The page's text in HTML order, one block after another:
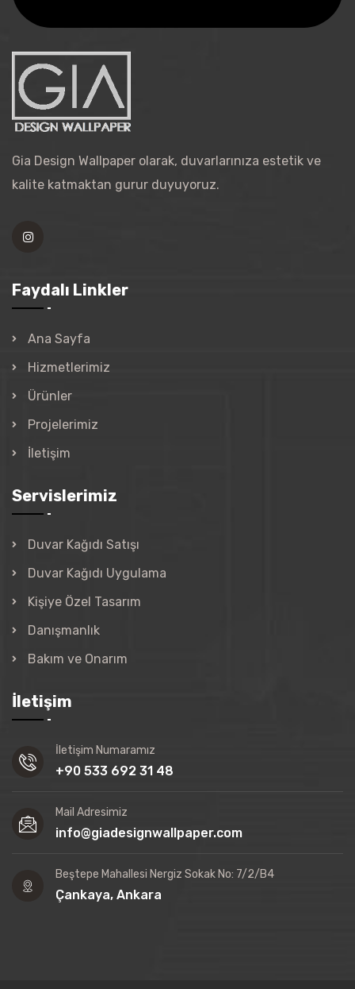
Gia Design Wallpaper olarak, duvarlarınıza estetik ve
kalite katmaktan gurur duyuyoruz.
Faydalı Linkler
Ana Sayfa
Hizmetlerimiz
Ürünler
Projelerimiz
İletişim
Servislerimiz
Duvar Kağıdı Satışı
Duvar Kağıdı Uygulama
Kişiye Özel Tasarım
Danışmanlık
Bakım ve Onarım
İletişim
İletişim Numaramız
+90 533 692 31 48
Mail Adresimiz
info@giadesignwallpaper.com
Beştepe Mahallesi Nergiz Sokak No: 7/2/B4
Çankaya, Ankara